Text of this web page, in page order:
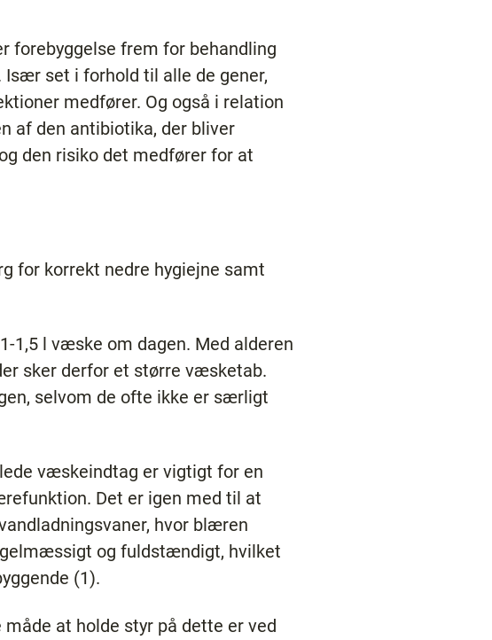
forebyggelse frem for behandling
Især set i forhold til alle de gener,
medfører. Og også i relation
af den antibiotika, der bliver
den risiko det medfører for at
for korrekt nedre hygiejne samt
1,5 l væske om dagen. Med alderen
sker derfor et større væsketab.
selvom de ofte ikke er særligt
væskeindtag er vigtigt for en
Det er igen med til at
hvor blæren
og fuldstændigt, hvilket
(1).
måde at holde styr på dette er ved